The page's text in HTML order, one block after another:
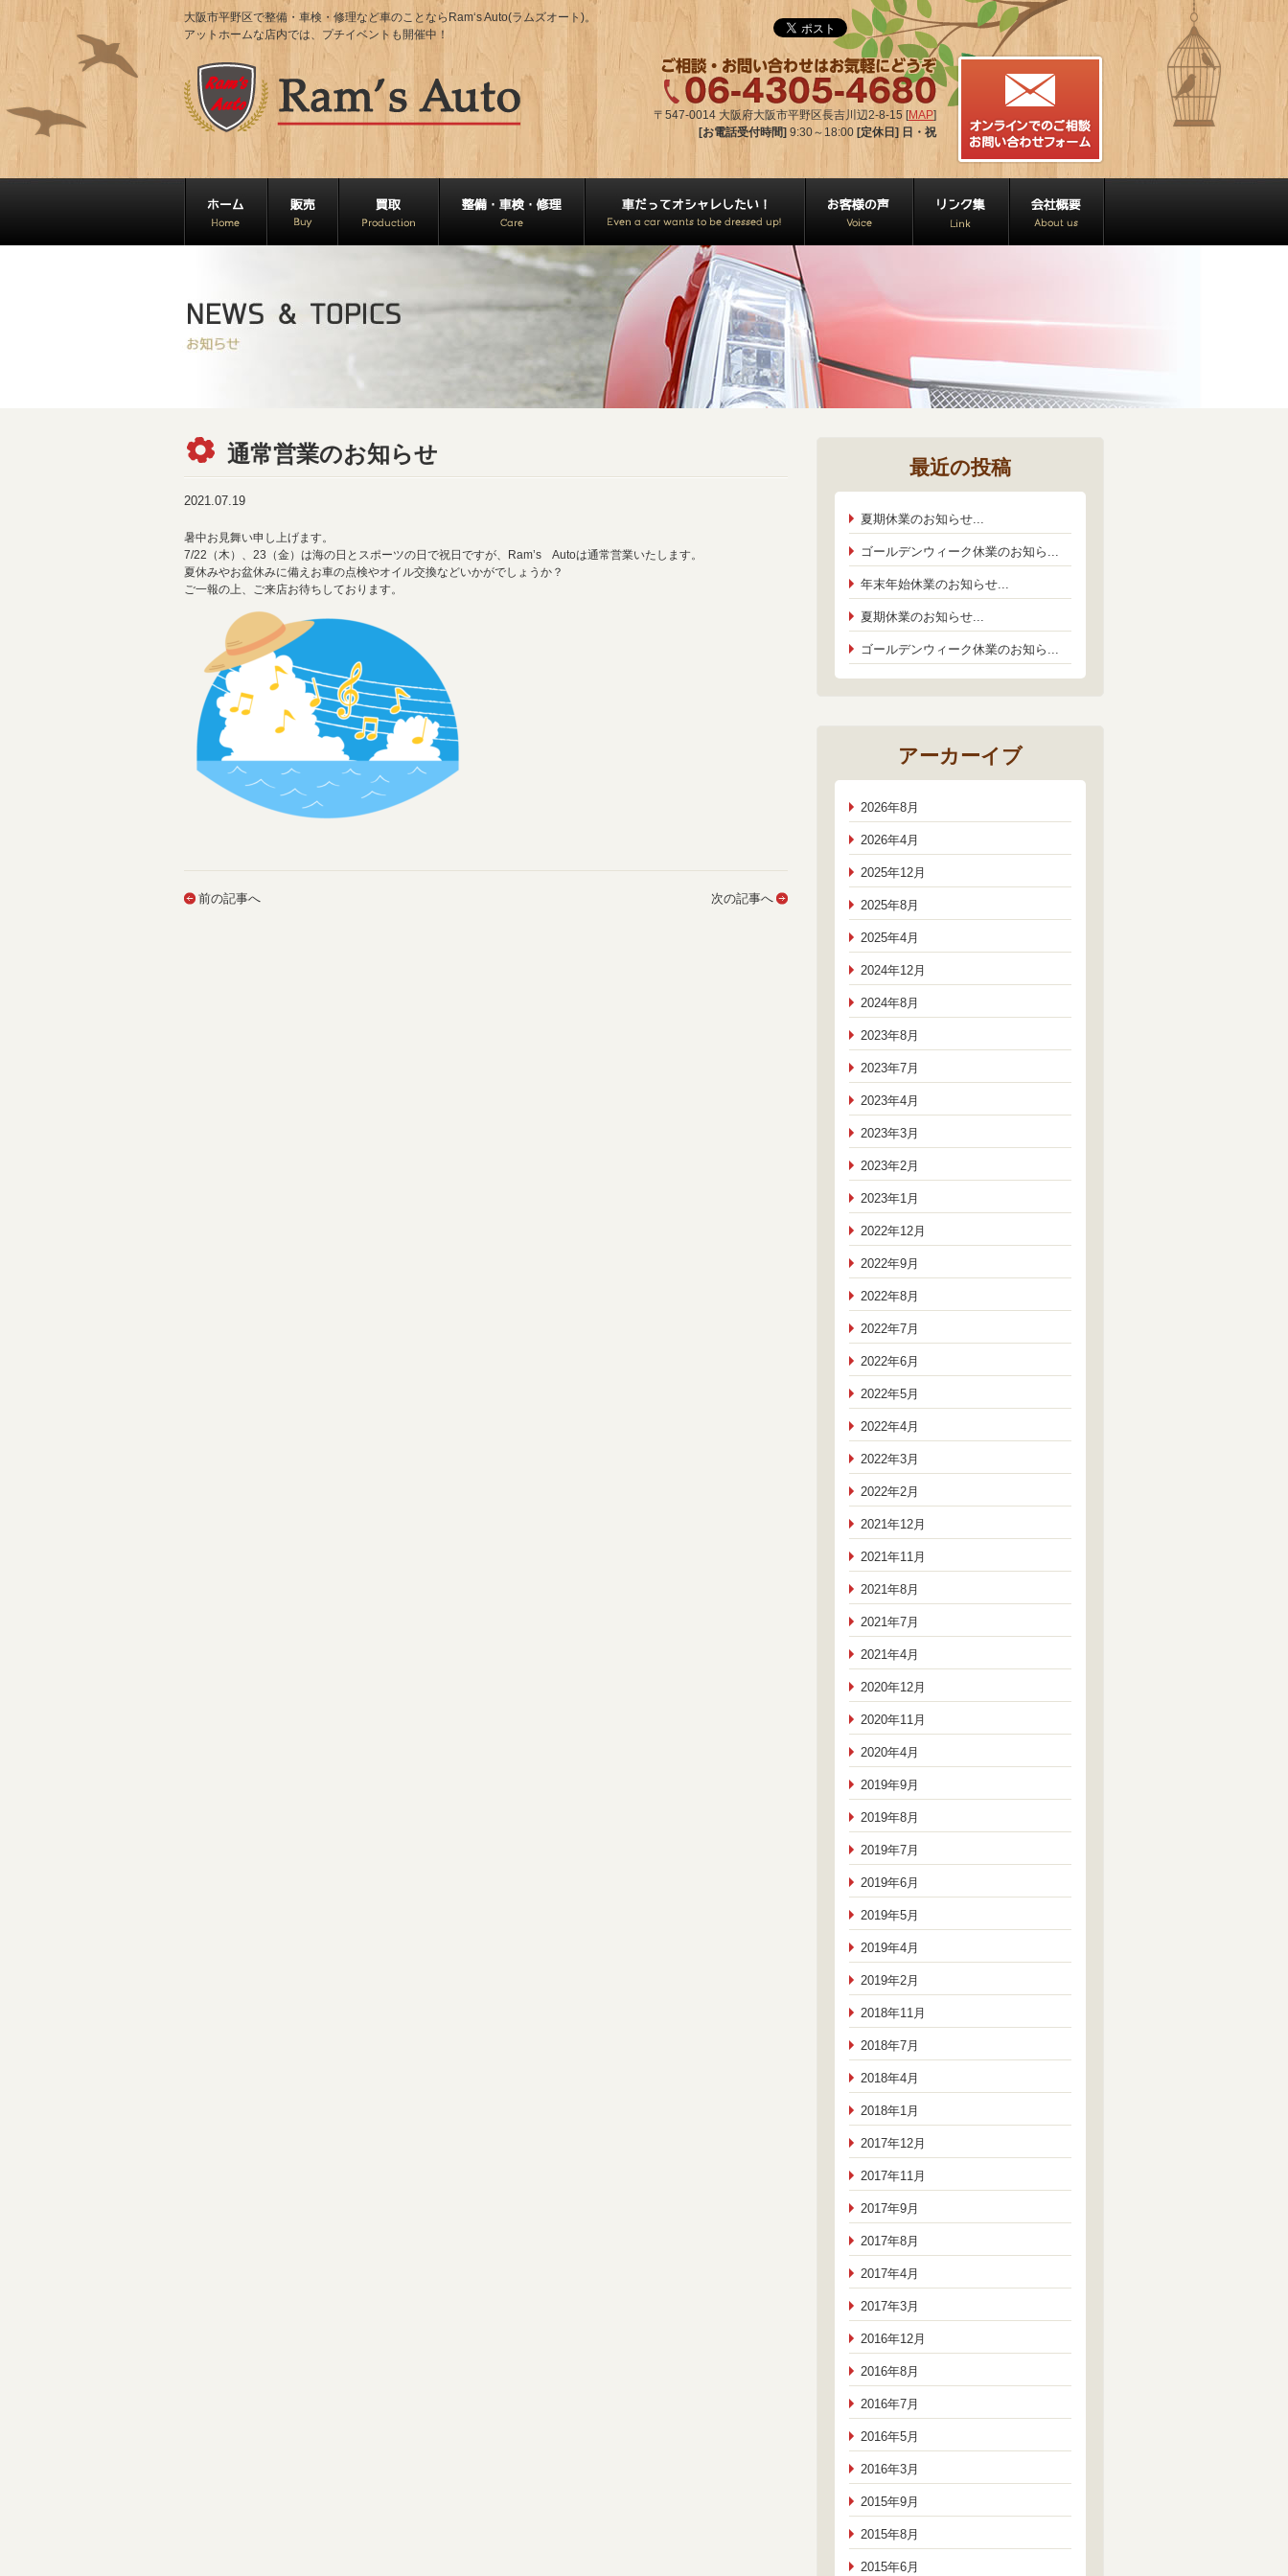
大阪市平野区で整備・車検・修理など車のことならRam‘s Auto(ラムズオート)。
アットホームな店内では、プチイベントも開催中！
〒547-0014 大阪府大阪市平野区長吉川辺2-8-15 [MAP]
[お電話受付時間] 9:30～18:00 [定休日] 日・祝
通常営業のお知らせ
2021.07.19
暑中お見舞い申し上げます。
7/22（木）、23（金）は海の日とスポーツの日で祝日ですが、Ram’s Autoは通常営業いたします。
夏休みやお盆休みに備えお車の点検やオイル交換などいかがでしょうか？
ご一報の上、ご来店お待ちしております。
前の記事へ 次の記事へ
最近の投稿
夏期休業のお知らせ...
ゴールデンウィーク休業のお知ら...
年末年始休業のお知らせ...
夏期休業のお知らせ...
ゴールデンウィーク休業のお知ら...
アーカーイブ
2026年8月
2026年4月
2025年12月
2025年8月
2025年4月
2024年12月
2024年8月
2023年8月
2023年7月
2023年4月
2023年3月
2023年2月
2023年1月
2022年12月
2022年9月
2022年8月
2022年7月
2022年6月
2022年5月
2022年4月
2022年3月
2022年2月
2021年12月
2021年11月
2021年8月
2021年7月
2021年4月
2020年12月
2020年11月
2020年4月
2019年9月
2019年8月
2019年7月
2019年6月
2019年5月
2019年4月
2019年2月
2018年11月
2018年7月
2018年4月
2018年1月
2017年12月
2017年11月
2017年9月
2017年8月
2017年4月
2017年3月
2016年12月
2016年8月
2016年7月
2016年5月
2016年3月
2015年9月
2015年8月
2015年6月